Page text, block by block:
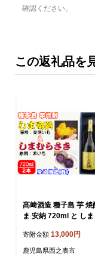
確認ください。
この返礼品を
髙﨑酒造 種子島 芋 焼
ま 安納 720ml と しま
N017【325pt】 / いも
芋焼酎 本格焼酎 本格
寄附金額 13,000円
鹿児島県西之表市